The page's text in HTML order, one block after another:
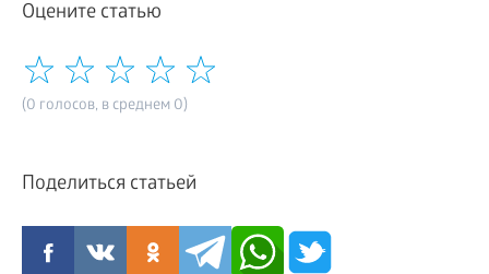
Оцените статью
(0 голосов, в среднем 0)
Поделиться статьей